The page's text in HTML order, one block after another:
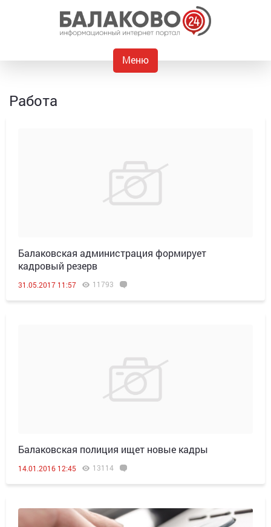
Меню
Работа
Балаковская администрация формирует
кадровый резерв
31.05.2017 11:57 11793
Балаковская полиция ищет новые кадры
14.01.2016 12:45 13114